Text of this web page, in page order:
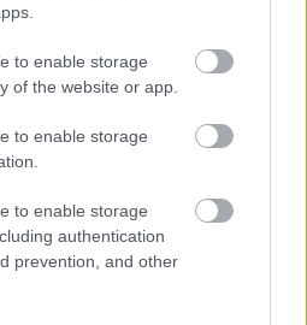
to enable storage
of the website or app.
to enable storage
to enable storage
authentication
prevention, and other
a napenergiától a növények
a napelemek elhelyezése,
területre van szükség a
Ez azért jelent gondot, mert
ami viszont az
Egy kreatív ötlet
kínál, a különféle vizek